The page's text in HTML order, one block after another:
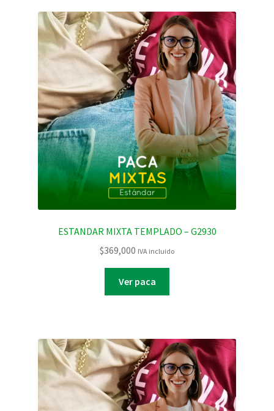
ESTANDAR MIXTA TEMPLADO – G2930
$369,000 IVA incluido
Ver paca